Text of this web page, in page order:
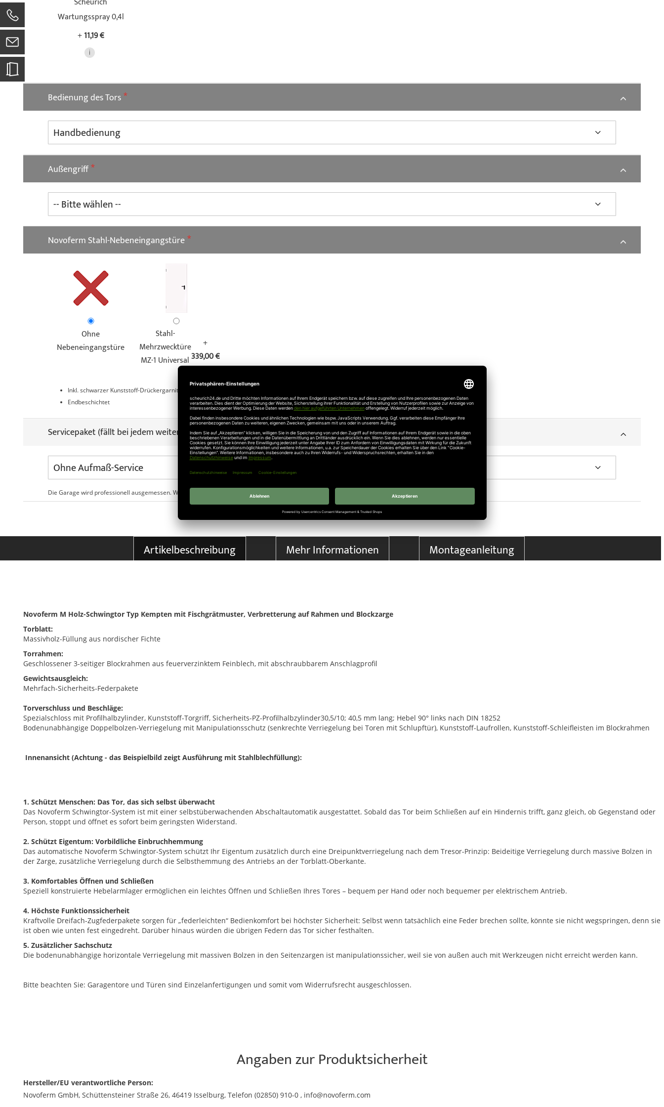
Wartungsspray 0,4l
+11,19 €
Bedienung des Tors
Außengriff
Novoferm Stahl-Nebeneingangstüre
Ohne
Nebeneingangstüre
Stahl-
Mehrzwecktüre
MZ-1 Universal
+
339,00 €
Inkl. schwarzer Kunststoff-Drückergarnitur
Endbeschichtet
Servicepaket (fällt bei jedem weiteren Garagentor neu an)
Die Garage wird professionell ausgemessen. Wir prüfen, ob alle Maßangaben Ihrer Bestellung korrekt sind und übernehmen hierfür die Verantwortung.
Artikelbeschreibung Mehr Informationen Montageanleitung
Novoferm M Holz-Schwingtor Typ Kempten mit Fischgrätmuster, Verbretterung auf Rahmen und Blockzarge
Torblatt:
Massivholz-Füllung aus nordischer Fichte
Torrahmen:
Geschlossener 3-seitiger Blockrahmen aus feuerverzinktem Feinblech, mit abschraubbarem Anschlagprofil
Gewichtsausgleich:
Mehrfach-Sicherheits-Federpakete
Torverschluss und Beschläge:
Spezialschloss mit Profilhalbzylinder, Kunststoff-Torgriff, Sicherheits-PZ-Profilhalbzylinder30,5/10; 40,5 mm lang; Hebel 90° links nach DIN 18252
Bodenunabhängige Doppelbolzen-Verriegelung mit Manipulationsschutz (senkrechte Verriegelung bei Toren mit Schlupftür), Kunststoff-Laufrollen, Kunststoff-Schleifleisten im Blockrahmen
Innenansicht (Achtung - das Beispielbild zeigt Ausführung mit Stahlblechfüllung):
1. Schützt Menschen: Das Tor, das sich selbst überwacht
Das Novoferm Schwingtor-System ist mit einer selbstüberwachenden Abschaltautomatik ausgestattet. Sobald das Tor beim Schließen auf ein Hindernis trifft, ganz gleich, ob Gegenstand oder
Person, stoppt und öffnet es sofort beim geringsten Widerstand.
2. Schützt Eigentum: Vorbildliche Einbruchhemmung
Das automatische Novoferm Schwingtor-System schützt Ihr Eigentum zusätzlich durch eine Dreipunktverriegelung nach dem Tresor-Prinzip: Beideitige Verriegelung durch massive Bolzen in
der Zarge, zusätzliche Verriegelung durch die Selbsthemmung des Antriebs an der Torblatt-Oberkante.
3. Komfortables Öffnen und Schließen
Speziell konstruierte Hebelarmlager ermöglichen ein leichtes Öffnen und Schließen Ihres Tores – bequem per Hand oder noch bequemer per elektrischem Antrieb.
4. Höchste Funktionssicherheit
Kraftvolle Dreifach-Zugfederpakete sorgen für „federleichten“ Bedienkomfort bei höchster Sicherheit: Selbst wenn tatsächlich eine Feder brechen sollte, könnte sie nicht wegspringen, denn sie
ist oben wie unten fest eingedreht. Darüber hinaus würden die übrigen Federn das Tor sicher festhalten.
5. Zusätzlicher Sachschutz
Die bodenunabhängige horizontale Verriegelung mit massiven Bolzen in den Seitenzargen ist manipulationssicher, weil sie von außen auch mit Werkzeugen nicht erreicht werden kann.
Bitte beachten Sie: Garagentore und Türen sind Einzelanfertigungen und somit vom Widerrufsrecht ausgeschlossen.
Angaben zur Produktsicherheit
Hersteller/EU verantwortliche Person:
Novoferm GmbH, Schüttensteiner Straße 26, 46419 Isselburg, Telefon (02850) 910-0 , info@novoferm.com